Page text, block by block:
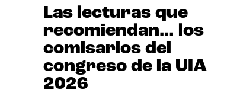
Las lecturas que
recomiendan… los
comisarios del
congreso de la UIA
2026